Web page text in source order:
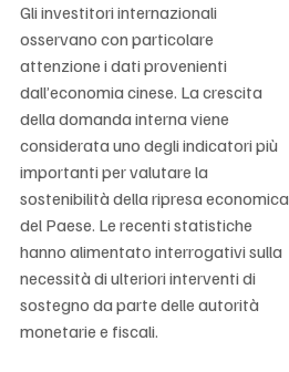
Gli investitori internazionali
osservano con particolare
attenzione i dati provenienti
dall’economia cinese. La crescita
della domanda interna viene
considerata uno degli indicatori più
importanti per valutare la
sostenibilità della ripresa economica
del Paese. Le recenti statistiche
hanno alimentato interrogativi sulla
necessità di ulteriori interventi di
sostegno da parte delle autorità
monetarie e fiscali.